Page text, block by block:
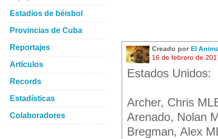
Creado por El
16 de febrero de
Estados Unidos:
Archer, Chris
Arenado, Nolan
Bregman, Alex
Estadios de béisbol
Provincias de Cuba
Reportajes
Artículos
Records
Estadísticas
Colaboradores